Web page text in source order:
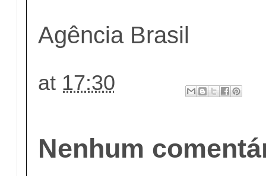
Agência Brasil
at 17:30
Nenhum